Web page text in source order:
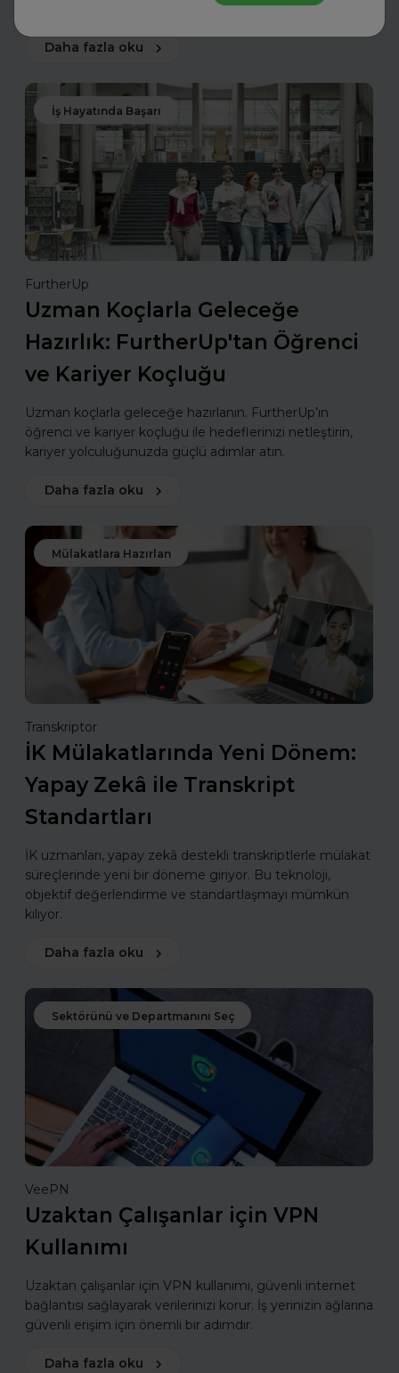
Daha fazla oku
İş Hayatında Başarı
FurtherUp
Uzman Koçlarla Geleceğe
Hazırlık: FurtherUp'tan Öğrenci
ve Kariyer Koçluğu
Uzman koçlarla geleceğe hazırlanın. FurtherUp’ın
öğrenci ve kariyer koçluğu ile hedeflerinizi netleştirin,
kariyer yolculuğunuzda güçlü adımlar atın.
Daha fazla oku
Mülakatlara Hazırlan
Transkriptor
İK Mülakatlarında Yeni Dönem:
Yapay Zekâ ile Transkript
Standartları
İK uzmanları, yapay zekâ destekli transkriptlerle mülakat
süreçlerinde yeni bir döneme giriyor. Bu teknoloji,
objektif değerlendirme ve standartlaşmayı mümkün
kılıyor.
Daha fazla oku
Sektörünü ve Departmanını Seç
VeePN
Uzaktan Çalışanlar için VPN
Kullanımı
Uzaktan çalışanlar için VPN kullanımı, güvenli internet
bağlantısı sağlayarak verilerinizi korur. İş yerinizin ağlarına
güvenli erişim için önemli bir adımdır.
Daha fazla oku